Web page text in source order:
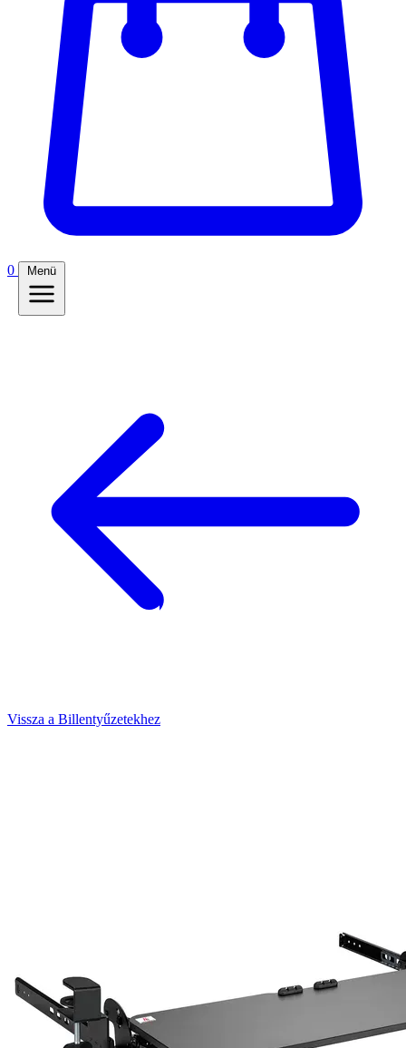
0 Menü
Vissza a Billentyűzetekhez